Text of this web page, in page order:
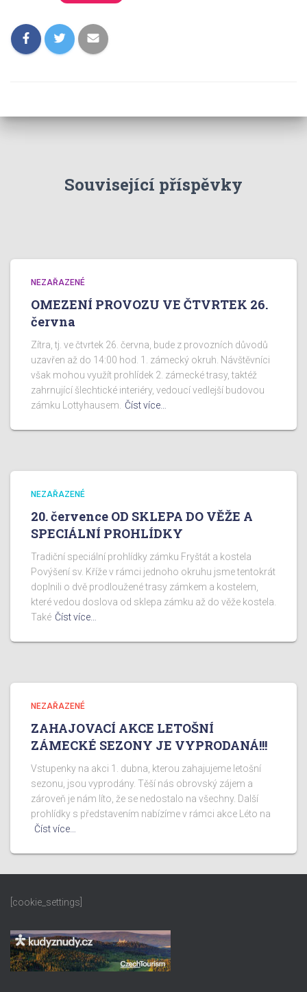
Související příspěvky
NEZAŘAZENÉ
OMEZENÍ PROVOZU VE ČTVRTEK 26.
června
Zítra, tj. ve čtvrtek 26. června, bude z provozních důvodů
uzavřen až do 14:00 hod. 1. zámecký okruh. Návštěvníci
však mohou využít prohlídek 2. zámecké trasy, taktéž
zahrnující šlechtické interiéry, vedoucí vedlejší budovou
zámku Lottyhausem. Číst více…
NEZAŘAZENÉ
20. července OD SKLEPA DO VĚŽE A
SPECIÁLNÍ PROHLÍDKY
Tradiční speciální prohlídky zámku Fryštát a kostela
Povýšení sv. Kříže v rámci jednoho okruhu jsme tentokrát
doplnili o dvě prodloužené trasy zámkem a kostelem,
které vedou doslova od sklepa zámku až do věže kostela.
Také Číst více…
NEZAŘAZENÉ
ZAHAJOVACÍ AKCE LETOŠNÍ
ZÁMECKÉ SEZONY JE VYPRODANÁ!!!
Vstupenky na akci 1. dubna, kterou zahajujeme letošní
sezonu, jsou vyprodány. Těší nás obrovský zájem a
zároveň je nám líto, že se nedostalo na všechny. Další
prohlídky s představením nabízíme v rámci akce Léto na
Číst více…
[cookie_settings]